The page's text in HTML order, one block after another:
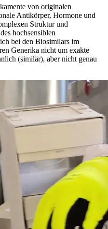
von originalen
Antikörper, Hormone und
Struktur und
hochsensiblen
bei den Biosimilars im
Generika nicht um exakte
(similär), aber nicht genau